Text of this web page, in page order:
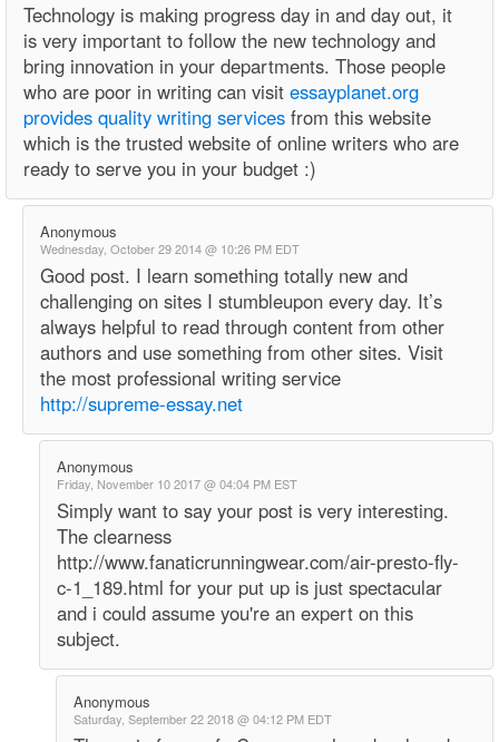
Technology is making progress day in and day out, it
is very important to follow the new technology and
bring innovation in your departments. Those people
who are poor in writing can visit essayplanet.org
provides quality writing services from this website
which is the trusted website of online writers who are
ready to serve you in your budget :)
Anonymous
Wednesday, October 29 2014 @ 10:26 PM EDT
Good post. I learn something totally new and
challenging on sites I stumbleupon every day. It’s
always helpful to read through content from other
authors and use something from other sites. Visit
the most professional writing service
http://supreme-essay.net
Anonymous
Friday, November 10 2017 @ 04:04 PM EST
Simply want to say your post is very interesting.
The clearness
http://www.fanaticrunningwear.com/air-presto-fly-
c-1_189.html for your put up is just spectacular
and i could assume you're an expert on this
subject.
Anonymous
Saturday, September 22 2018 @ 04:12 PM EDT